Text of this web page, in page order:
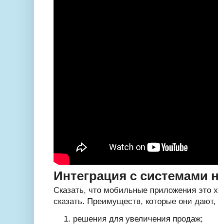
Интеграция с системами
Сказать, что мобильные приложения это
сказать. Преимуществ, которые они дают,
решения для увеличения продаж;